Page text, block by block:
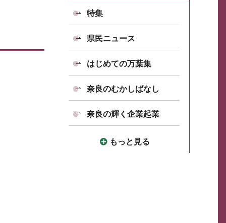
特集
県民ニュース
はじめての万葉集
奈良のむかしばなし
奈良の輝く企業起業
もっと見る